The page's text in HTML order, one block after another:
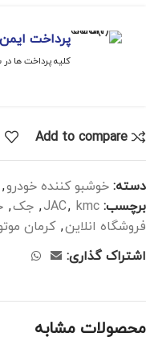
پرداخت ایمن
کلیه پرداخت ها
Add to compare
دسته: خوشبو کننده خودرو,
برچسب:
JAC, kmc
, جک,
فروشگاه انلاین, کرمان
اشتراک گذاری:
محصولات مشابه